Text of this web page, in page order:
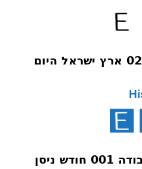
פניני תורה 020 ארץ ישראל היום
ראש חודש עבודה 001 חודש ניסן